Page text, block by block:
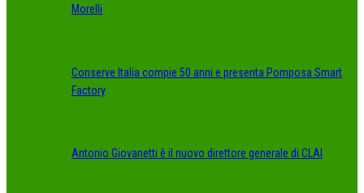
Morelli
Conserve Italia compie 50 anni e presenta Pomposa Smart
Factory
Antonio Giovanetti è il nuovo direttore generale di CLAI